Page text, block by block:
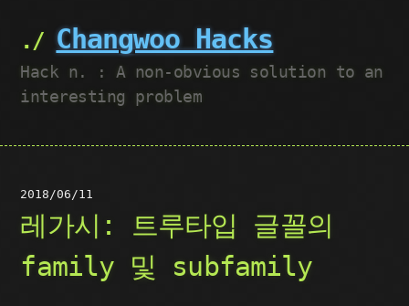
Changwoo Hacks
Hack n. : A non-obvious solution to an
interesting problem
2018/06/11
레가시: 트루타입 글꼴의
family 및 subfamily